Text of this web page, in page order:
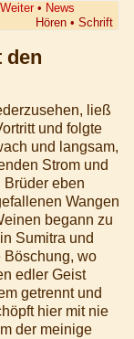
Weiter• News
Hören• Schrift
den
ließ
und folgte
und langsam,
Strom und
Brüder eben
Wangen
begann zu
Sumitra und
Böschung, wo
edler Geist
getrennt und
hier mit nie
der meinige